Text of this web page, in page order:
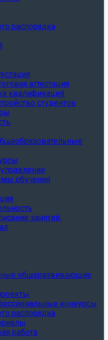
распорядка
аттестация
квалификаций
студентов
обучения
занятий,
общеразвивающие
конкурсы
распорядка
работа